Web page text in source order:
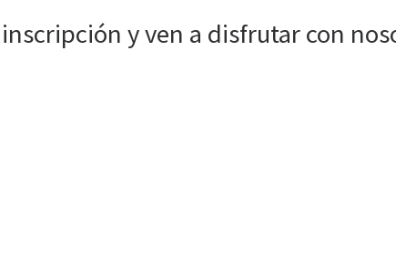
inscripción y ven a disfrutar con